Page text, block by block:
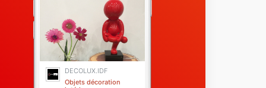
DECOLUX.IDF
Objets décoration